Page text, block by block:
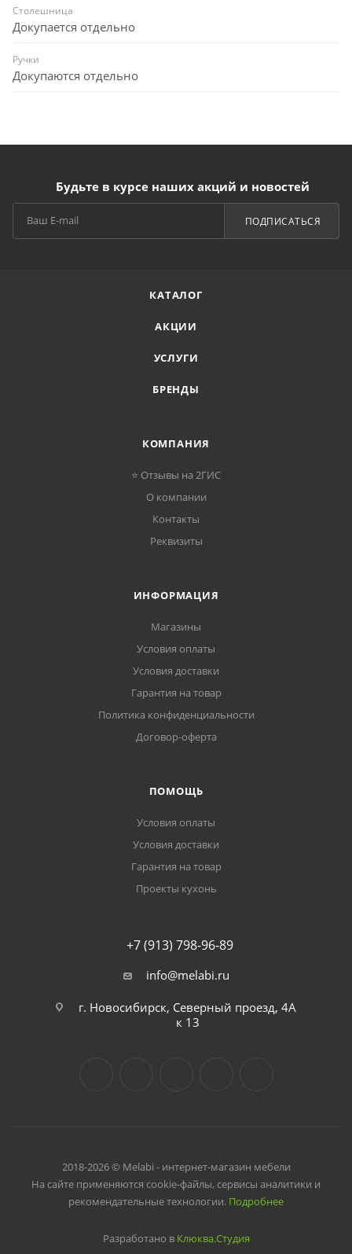
Столешница
Докупается отдельно
Ручки
Докупаются отдельно
Будьте в курсе наших акций и новостей
ПОДПИСАТЬСЯ
КАТАЛОГ
АКЦИИ
УСЛУГИ
БРЕНДЫ
КОМПАНИЯ
⭐ Отзывы на 2ГИС
О компании
Контакты
Реквизиты
ИНФОРМАЦИЯ
Магазины
Условия оплаты
Условия доставки
Гарантия на товар
Политика конфиденциальности
Договор-оферта
ПОМОЩЬ
Условия оплаты
Условия доставки
Гарантия на товар
Проекты кухонь
+7 (913) 798-96-89
info@melabi.ru
г. Новосибирск, Северный проезд, 4А
к 13
2018-2026 © Melabi - интернет-магазин мебели
На сайте применяются cookie-файлы, сервисы аналитики и
рекомендательные технологии. Подробнее
Разработано в Клюква.Студия